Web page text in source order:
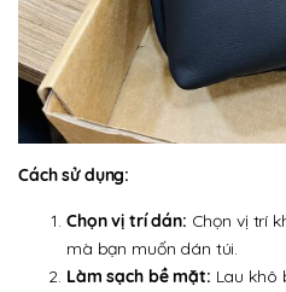
Cách sử dụng:
Chọn vị trí dán: Chọn vị trí
mà bạn muốn dán túi.
Làm sạch bề mặt: Lau khô